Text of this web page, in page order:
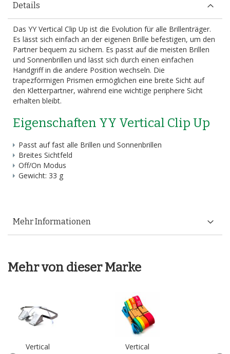
Details
Das YY Vertical Clip Up ist die Evolution für alle Brillenträger.
Es lässt sich einfach an der eigenen Brille befestigen, um den
Partner bequem zu sichern. Es passt auf die meisten Brillen
und Sonnenbrillen und lässt sich durch einen einfachen
Handgriff in die andere Position wechseln. Die
trapezförmigen Prismen ermöglichen eine breite Sicht auf
den Kletterpartner, während eine wichtige periphere Sicht
erhalten bleibt.
Eigenschaften YY Vertical Clip Up
Passt auf fast alle Brillen und Sonnenbrillen
Breites Sichtfeld
Off/On Modus
Gewicht: 33 g
Mehr Informationen
Mehr von dieser Marke
Vertical
Vertical